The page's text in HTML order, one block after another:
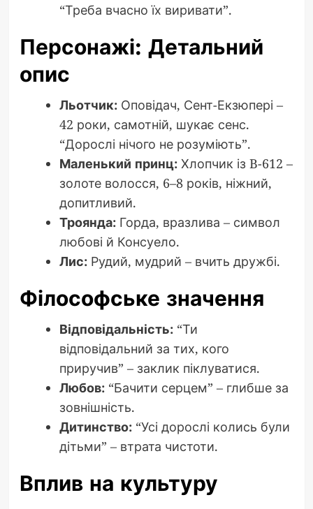
“Треба вчасно їх виривати”.
Персонажі: Детальний
опис
Льотчик:Оповідач, Сент-Екзюпері –
42 роки, самотній, шукає сенс.
“Дорослі нічого не розуміють”.
Маленький принц:Хлопчик із B-612 –
золоте волосся, 6–8 років, ніжний,
допитливий.
Троянда:Горда, вразлива – символ
любові й Консуело.
Лис:Рудий, мудрий – вчить дружбі.
Філософське значення
Відповідальність:“Ти
відповідальний за тих, кого
приручив” – заклик піклуватися.
Любов:“Бачити серцем” – глибше за
зовнішність.
Дитинство:“Усі дорослі колись були
дітьми” – втрата чистоти.
Вплив на культуру